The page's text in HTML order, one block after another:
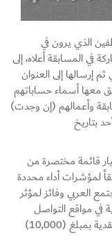
الذي يرون في
في المسابقة أعلاه، إلى
إرسالها إلى العنوان
معها أسماء حساباتهم
وأعمالهم (إن وجدت)
بتاريخ
قائمة مختصرة من
لمؤشرات أداء محددة
العربي وفائز لمؤثر
في مواقع التواصل
الاجتماعي كما سيحصل كل فائز على جائزة نقدية بمبلغ (10,000)